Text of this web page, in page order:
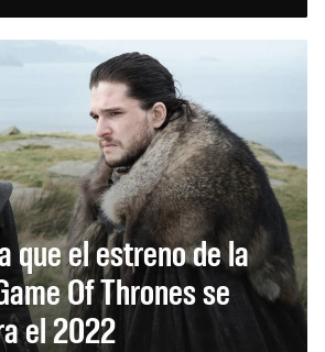
que el estreno de la
Of Thrones se
el 2022